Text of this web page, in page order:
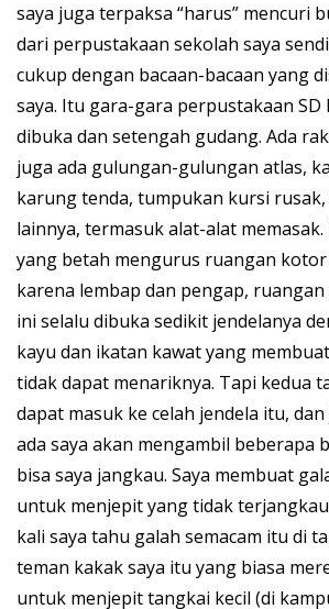
saya juga terpaksa “harus” mencuri
dari perpustakaan sekolah saya
cukup dengan bacaan-bacaan yang
saya. Itu gara-gara perpustakaan SD
dibuka dan setengah gudang. Ada
juga ada gulungan-gulungan atlas,
karung tenda, tumpukan kursi
lainnya, termasuk alat-alat
yang betah mengurus ruangan
karena lembap dan pengap,
ini selalu dibuka sedikit jendelanya
kayu dan ikatan kawat yang
tidak dapat menariknya. Tapi kedua
dapat masuk ke celah jendela itu,
ada saya akan mengambil beberapa
bisa saya jangkau. Saya membuat
untuk menjepit yang tidak
kali saya tahu galah semacam itu di
teman kakak saya itu yang biasa
untuk menjepit tangkai kecil (di